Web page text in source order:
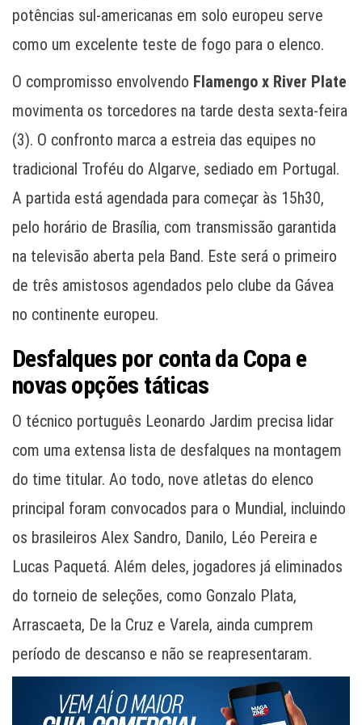
potências sul-americanas em solo europeu serve
como um excelente teste de fogo para o elenco.
O compromisso envolvendo Flamengo x River Plate
movimenta os torcedores na tarde desta sexta-feira
(3). O confronto marca a estreia das equipes no
tradicional Troféu do Algarve, sediado em Portugal.
A partida está agendada para começar às 15h30,
pelo horário de Brasília, com transmissão garantida
na televisão aberta pela Band. Este será o primeiro
de três amistosos agendados pelo clube da Gávea
no continente europeu.
Desfalques por conta da Copa e
novas opções táticas
O técnico português Leonardo Jardim precisa lidar
com uma extensa lista de desfalques na montagem
do time titular. Ao todo, nove atletas do elenco
principal foram convocados para o Mundial, incluindo
os brasileiros Alex Sandro, Danilo, Léo Pereira e
Lucas Paquetá. Além deles, jogadores já eliminados
do torneio de seleções, como Gonzalo Plata,
Arrascaeta, De la Cruz e Varela, ainda cumprem
período de descanso e não se reapresentaram.